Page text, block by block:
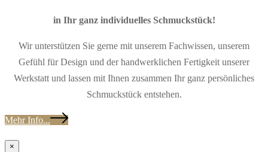
in Ihr ganz individuelles Schmuckstück!
Wir unterstützen Sie gerne mit unserem Fachwissen, unserem
Gefühl für Design und der handwerklichen Fertigkeit unserer
Werkstatt und lassen mit Ihnen zusammen Ihr ganz persönliches
Schmuckstück entstehen.
Mehr Info...
×